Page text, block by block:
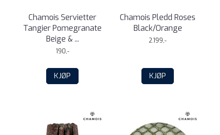
Chamois Servietter
Tangier Pomegranate
Beige & ...
190,-
KJØP
Chamois Pledd Roses
Black/Orange
2.199,-
KJØP